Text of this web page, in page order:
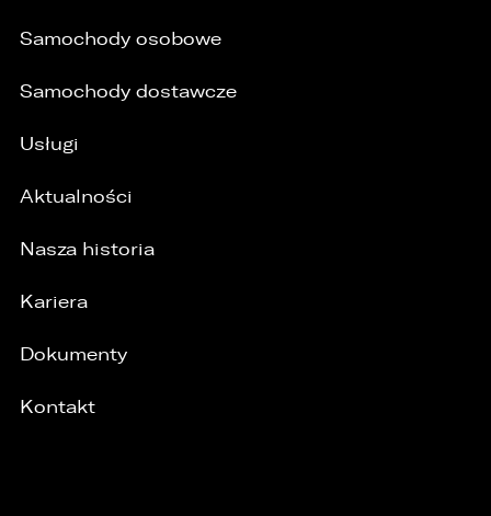
Samochody osobowe
Samochody dostawcze
Usługi
Aktualności
Nasza historia
Kariera
Dokumenty
Kontakt